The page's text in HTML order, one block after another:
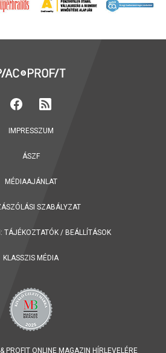
IMPRESSZUM
ÁSZF
MÉDIAAJÁNLAT
SZABÁLYZAT
TÁJÉKOZTATÓK / BEÁLLÍTÁSOK
KLASSZIS MÉDIA
PROFIT ONLINE MAGAZIN HÍRLEVELÉRE